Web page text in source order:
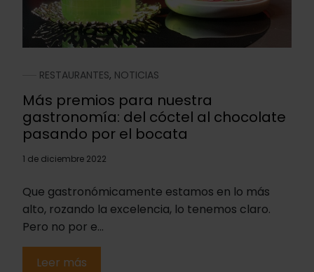
RESTAURANTES, NOTICIAS
Más premios para nuestra
gastronomía: del cóctel al chocolate
pasando por el bocata
1 de diciembre 2022
Que gastronómicamente estamos en lo más
alto, rozando la excelencia, lo tenemos claro.
Pero no por e...
Leer más